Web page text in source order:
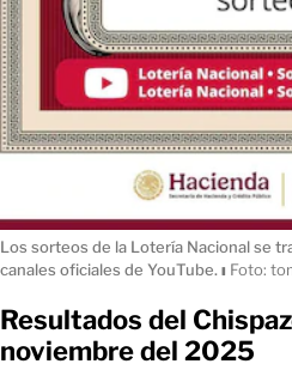
Los sorteos de la Lotería Nacional se
canales oficiales de YouTube. ı Foto:
Resultados del
noviembre del 2025